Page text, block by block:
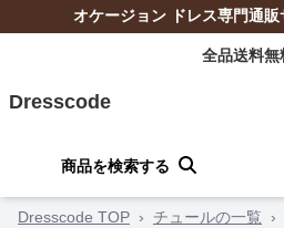
オケージョン ドレス専門通
全品送料無
Dresscode
商品を検索する
Dresscode TOP › チュールの一覧 ›